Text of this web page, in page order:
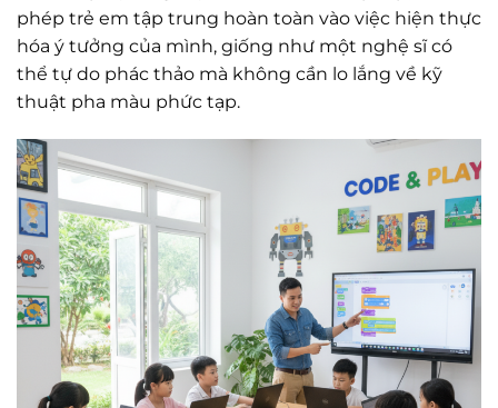
phép trẻ em tập trung hoàn toàn vào việc hiện thực
hóa ý tưởng của mình, giống như một nghệ sĩ có
thể tự do phác thảo mà không cần lo lắng về kỹ
thuật pha màu phức tạp.